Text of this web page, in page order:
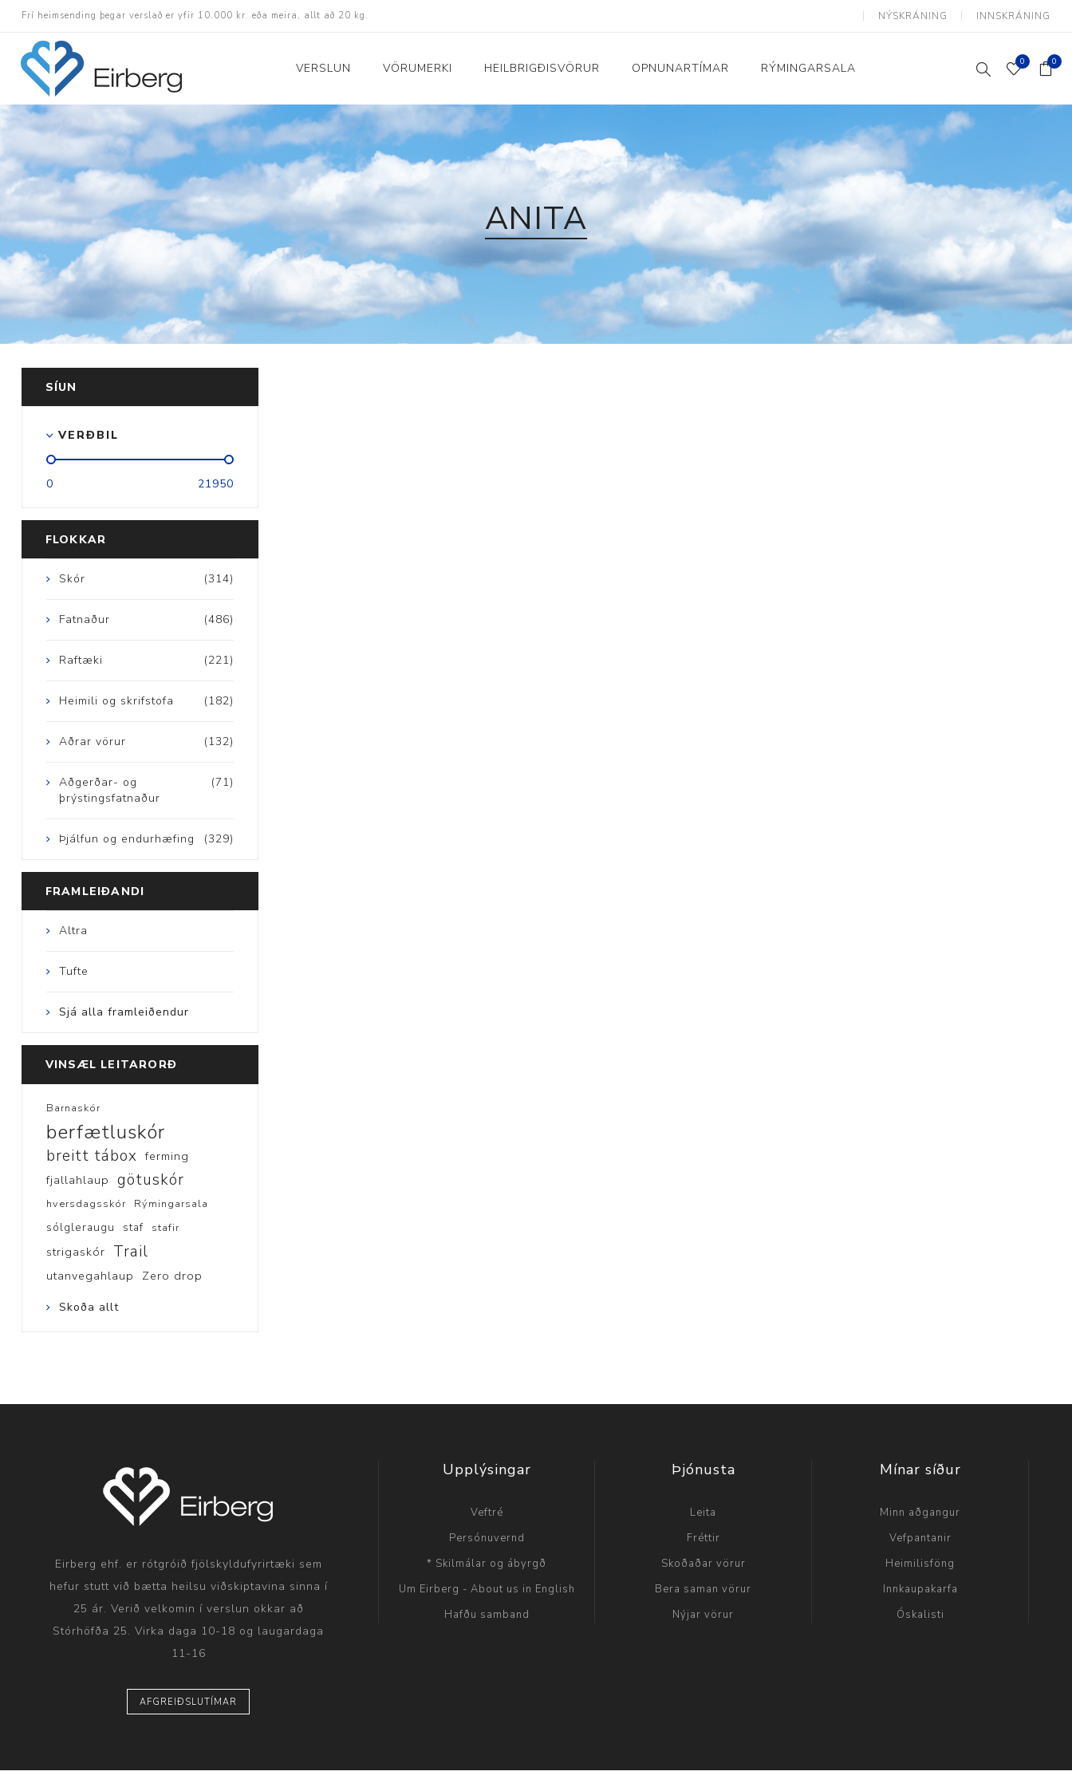
Frí heimsending þegar verslað er yfir 10.000 kr. eða meira, allt að 20 kg. NÝSKRÁNING INNSKRÁNING
VERSLUN
Skór
Götuskór
Hlaupaskór
Utanvega- og gönguskór
Barnaskór
Eldri skór á afslætti
Fatnaður
Sokkar
Yfirhafnir
Raftæki
Dagljós og vekjaraklukkur
Hár og snyrting
Hljómtæki
Ilmgjafar
Nudd- og hitatæki
Raka- og lofthreinsitæki
Heimili og skrifstofa
Baðherbergi
Eldhús
Lyftihægindastólar
Stólar og vinnuvernd
Athafnir daglegs lífs
VÖRUMERKI HEILBRIGÐISVÖRUR OPNUNARTÍMAR RÝMINGARSALA 0 0
ANITA
SÍUN
VERÐBIL
0 21950
FLOKKAR
(314)
Skór
(486)
Fatnaður
(221)
Raftæki
(182)
Heimili og skrifstofa
(132)
Aðrar vörur
(71)
Aðgerðar- og
þrýstingsfatnaður
(329)
Þjálfun og endurhæfing
FRAMLEIÐANDI
Altra
Tufte
Sjá alla framleiðendur
VINSÆL LEITARORÐ
Barnaskór
berfætluskór
breitt tábox ferming
fjallahlaup götuskór
hversdagsskór Rýmingarsala
sólgleraugu staf stafir
strigaskór Trail
utanvegahlaup Zero drop
Skoða allt
Eirberg ehf. er rótgróið fjölskyldufyrirtæki sem
hefur stutt við bætta heilsu viðskiptavina sinna í
25 ár. Verið velkomin í verslun okkar að
Stórhöfða 25. Virka daga 10-18 og laugardaga
11-16
AFGREIÐSLUTÍMAR
Upplýsingar
Veftré
Persónuvernd
* Skilmálar og ábyrgð
Um Eirberg - About us in English
Hafðu samband
Þjónusta
Leita
Fréttir
Skoðaðar vörur
Bera saman vörur
Nýjar vörur
Mínar síður
Minn aðgangur
Vefpantanir
Heimilisföng
Innkaupakarfa
Óskalisti